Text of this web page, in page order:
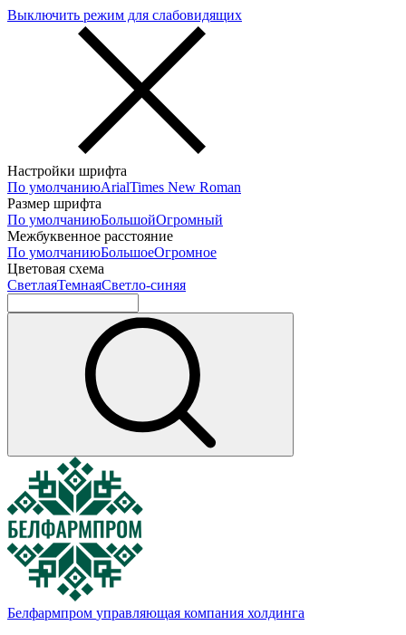
Выключить режим для слабовидящих
Настройки шрифта
По умолчаниюArialTimes New Roman
Размер шрифта
По умолчаниюБольшойОгромный
Межбуквенное расстояние
По умолчаниюБольшоеОгромное
Цветовая схема
СветлаяТемнаяСветло-синяя
Белфармпром управляющая компания холдинга